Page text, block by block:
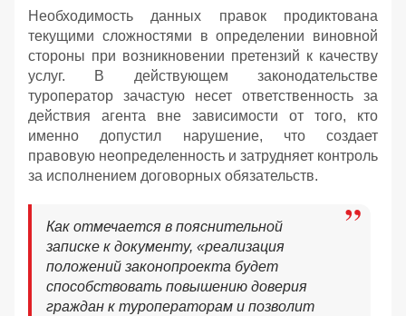
Необходимость данных правок продиктована
текущими сложностями в определении виновной
стороны при возникновении претензий к качеству
услуг. В действующем законодательстве
туроператор зачастую несет ответственность за
действия агента вне зависимости от того, кто
именно допустил нарушение, что создает
правовую неопределенность и затрудняет контроль
за исполнением договорных обязательств.
Как отмечается в пояснительной
записке к документу, «реализация
положений законопроекта будет
способствовать повышению доверия
граждан к туроператорам и позволит